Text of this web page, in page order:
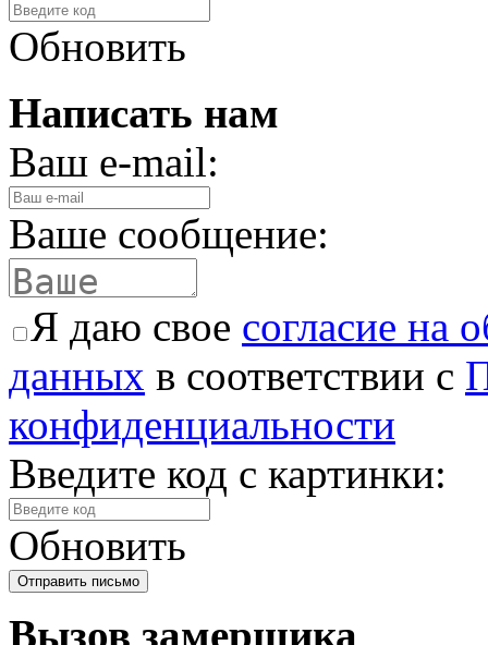
Обновить
Написать нам
Ваш e-mail:
Ваше сообщение:
Я даю свое согласие на
данных в соответствии с
конфиденциальности
Введите код с картинки:
Обновить
Вызов замерщика